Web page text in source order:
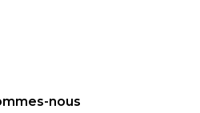
nous